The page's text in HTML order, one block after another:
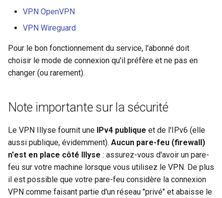
s
i
n
d
e
l
VPN OpenVPN
VPN Wireguard
Pour le bon fonctionnement du service, l'abonné doit
choisir le mode de connexion qu'il préfère et ne pas en
changer (ou rarement).
Note importante sur la sécurité
Le VPN Illyse fournit une IPv4 publique et de l'IPv6 (elle
aussi publique, évidemment). Aucun pare-feu (firewall)
n'est en place côté Illyse : assurez-vous d'avoir un pare-
feu sur votre machine lorsque vous utilisez le VPN. De plus
il est possible que votre pare-feu considère la connexion
VPN comme faisant partie d'un réseau "privé" et abaisse le